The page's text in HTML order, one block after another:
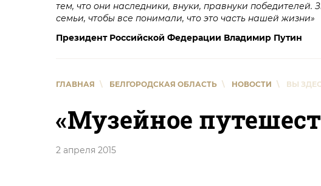
тем, что они наследники, внуки, правнуки победителей.
семьи, чтобы все понимали, что это часть нашей жизни»
Президент Российской Федерации Владимир Путин
ГЛАВНАЯ \ БЕЛГОРОДСКАЯ ОБЛАСТЬ \ НОВОСТИ \ ВЫ
«Музейное
2 апреля 2015